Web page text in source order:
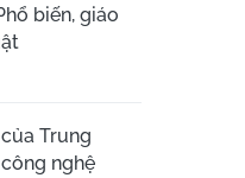
biến, giáo
Trung
nghệ